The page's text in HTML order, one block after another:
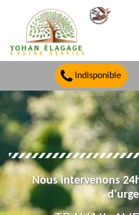
indisponible
Nous intervenons